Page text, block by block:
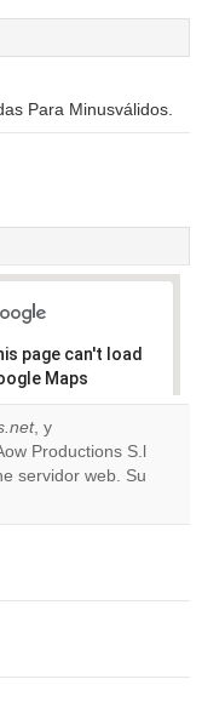
Para Minusválidos.
page can't load
Maps
Do you
own this
OK
, y
Productions S.l
servidor web. Su